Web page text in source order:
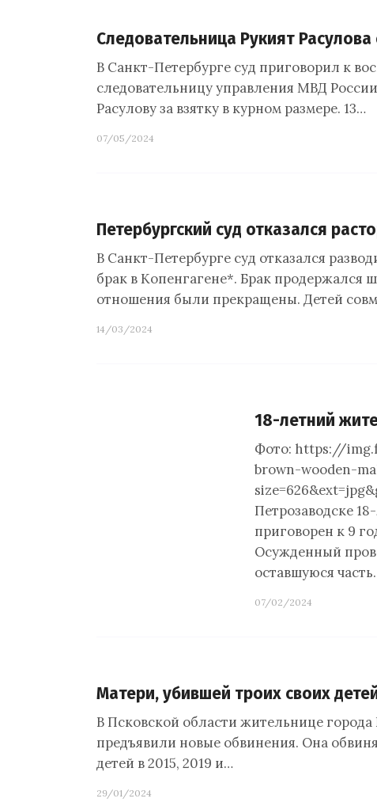
Следовательница Рукият
В Санкт-Петербурге суд приговорил к
следовательницу управления МВД
Расулову за взятку в курном размере. 13…
07/05/2024
Петербургский суд отказался
В Санкт-Петербурге суд отказался
брак в Копенгагене*. Брак продержался
отношения были прекращены. Детей
14/03/2024
18-летний
Фото: https://
brown-wooden-
Петрозаводске
приговорен к 9
Осужденный
оставшуюся
07/02/2024
Матери, убившей троих своих
В Псковской области жительнице
предъявили новые обвинения. Она
детей в 2015, 2019 и…
29/01/2024